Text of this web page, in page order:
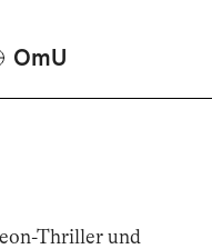
OmU
Thriller und